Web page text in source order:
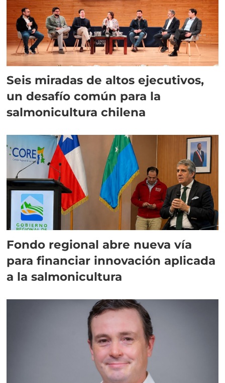
Seis miradas de altos ejecutivos,
un desafío común para la
salmonicultura chilena
Fondo regional abre nueva vía
para financiar innovación aplicada
a la salmonicultura